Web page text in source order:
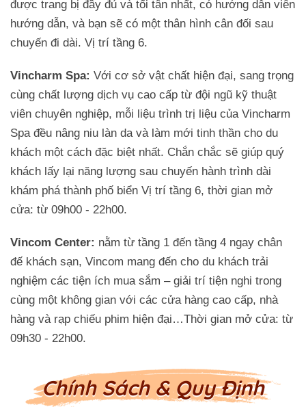
được trang bị đầy đủ và tối tân nhất, có hướng dẫn viên
hướng dẫn, và bạn sẽ có một thân hình cân đối sau
chuyến đi dài. Vị trí tầng 6.
Vincharm Spa: Với cơ sở vật chất hiện đại, sang trọng
cùng chất lượng dịch vụ cao cấp từ đội ngũ kỹ thuật
viên chuyên nghiệp, mỗi liệu trình trị liệu của Vincharm
Spa đều nâng niu làn da và làm mới tinh thần cho du
khách một cách đặc biệt nhất. Chắn chắc sẽ giúp quý
khách lấy lại năng lượng sau chuyến hành trình dài
khám phá thành phố biển Vị trí tầng 6, thời gian mở
cửa: từ 09h00 - 22h00.
Vincom Center: nằm từ tầng 1 đến tầng 4 ngay chân
đế khách sạn, Vincom mang đến cho du khách trải
nghiệm các tiện ích mua sắm – giải trí tiện nghi trong
cùng một không gian với các cửa hàng cao cấp, nhà
hàng và rạp chiếu phim hiện đại…Thời gian mở cửa: từ
09h30 - 22h00.
Chính Sách & Quy Định